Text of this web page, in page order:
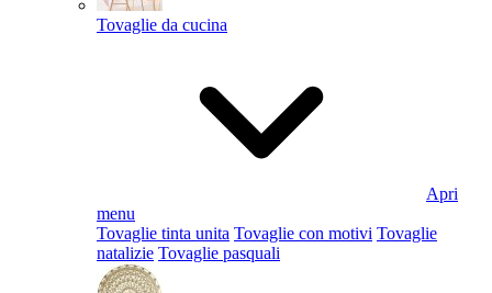
Tovaglie da cucina
Apri
menu
Tovaglie tinta unita Tovaglie con motivi Tovaglie
natalizie Tovaglie pasquali